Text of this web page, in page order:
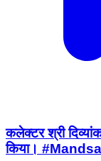
कलेक्टर श्री
किया।